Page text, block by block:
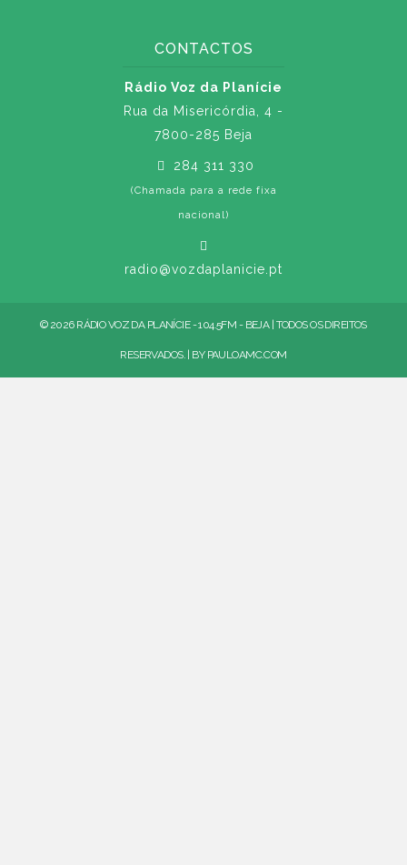
CONTACTOS
Rádio Voz da Planície
Rua da Misericórdia, 4 -
7800-285 Beja
284 311 330
(Chamada para a rede fixa
nacional)
radio@vozdaplanicie.pt
© 2026 RÁDIO VOZ DA PLANÍCIE - 104.5FM - BEJA | TODOS OS DIREITOS
RESERVADOS. | BY PAULOAMC.COM